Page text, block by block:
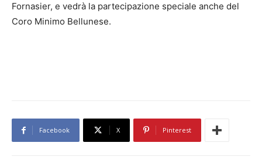
Fornasier, e vedrà la partecipazione speciale anche del
Coro Minimo Bellunese.
Facebook X Pinterest